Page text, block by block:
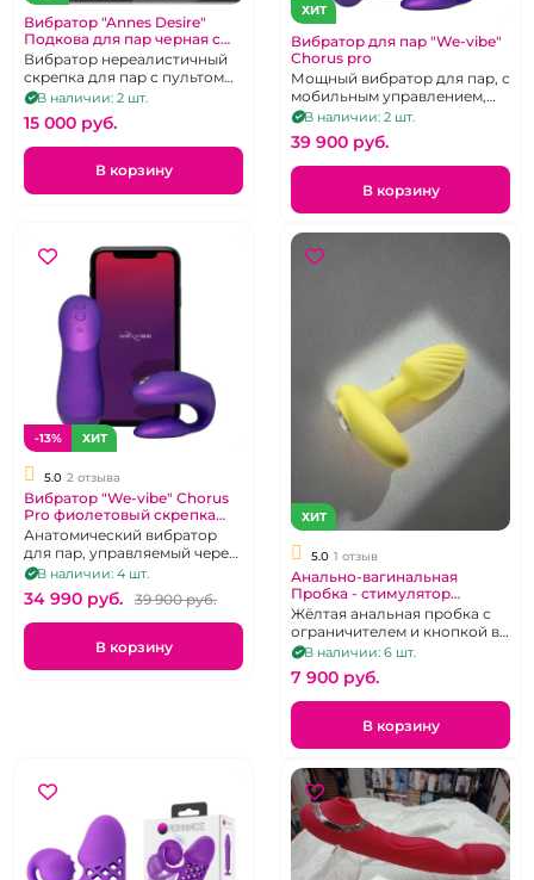
Вибратор "Annes Desire"
Подкова для пар черная с
браслетом
Вибратор нереалистичный
скрепка для пар с пультом
управления - наручными
В наличии: 2 шт.
15 000 pуб.
В корзину
ХИТ
Вибратор для пар "We-vibe"
Chorus pro
Мощный вибратор для пар, с
мобильным управлением,
тактильный пульт д.у.
В наличии: 2 шт.
39 900 pуб.
В корзину
-13% ХИТ
5.0 2 отзыва
Вибратор "We-vibe" Chorus
Pro фиолетовый скрепка
для пар
Анатомический вибратор
для пар, управляемый через
тактильный пульт и
приложение.
В наличии: 4 шт.
34 990 pуб. 39 900 pуб.
В корзину
ХИТ
5.0 1 отзыв
Анально-вагинальная
Пробка - стимулятор
простаты зоны G "Солнце"
желтая с ребрышками и
кристаллом
Жёлтая анальная пробка с
ограничителем и кнопкой в
виде кристалла.
В наличии: 6 шт.
7 900 pуб.
В корзину